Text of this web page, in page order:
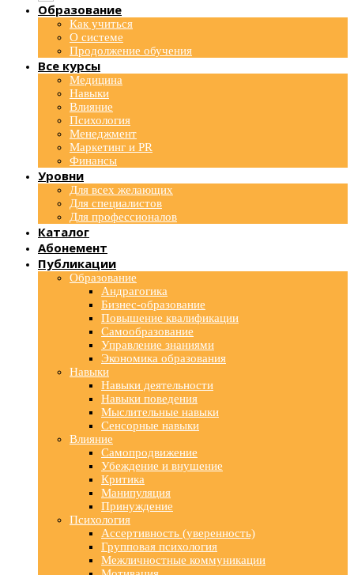
Образование
Как учиться
О системе
Продолжение обучения
Все курсы
Медицина
Навыки
Влияние
Психология
Менеджмент
Маркетинг и PR
Финансы
Уровни
Для всех желающих
Для специалистов
Для профессионалов
Каталог
Абонемент
Публикации
Образование
Андрагогика
Бизнес-образование
Повышение квалификации
Самообразование
Управление знаниями
Экономика образования
Навыки
Навыки деятельности
Навыки поведения
Мыслительные навыки
Сенсорные навыки
Влияние
Самопродвижение
Убеждение и внушение
Критика
Манипуляция
Принуждение
Психология
Ассертивность (уверенность)
Групповая психология
Межличностные коммуникации